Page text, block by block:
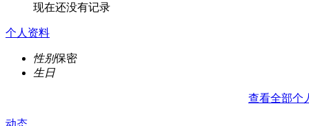
现在还没有记录
个人资料
性别保密
生日
查看全部个
动态